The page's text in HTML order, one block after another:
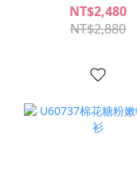
NT$2,480
NT$2,880